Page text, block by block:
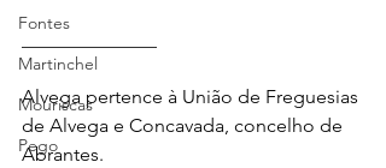
Fontes
Martinchel
Mouriscas
Pego
Alvega pertence à União de Freguesias
de Alvega e Concavada, concelho de
Abrantes.